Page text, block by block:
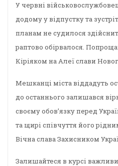
У червні
додому у відпустку та
планам не судилося
раптово обірвалося.
Кіріяком на Алеї слави
Мешканці міста віддадуть
до останнього залишався
своєму обов’язку перед
та щирі співчуття його
Вічна слава Захисником
Залишайтеся в курсі